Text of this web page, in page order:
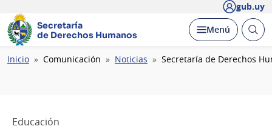
gub.uy
Secretaría
de Derechos Humanos
Desplegar
Menú Abrir
Ruta
Inicio Comunicación Noticias Secretaría de Derechos
Educación